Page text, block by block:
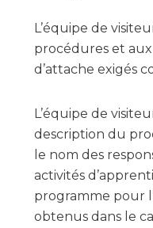
L’équipe de
procédures et aux
d’attache exigés
L’équipe de
description du
le nom des
activités
programme pour
obtenus dans le